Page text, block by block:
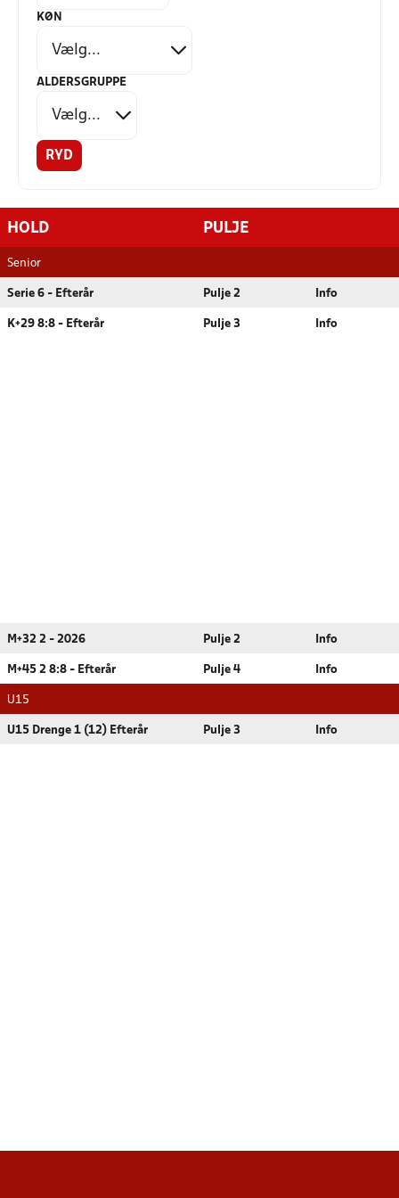
KØN
ALDERSGRUPPE
RYD
HOLD PULJE
Senior
Serie 6 - Efterår Pulje 2 Info
K+29 8:8 - Efterår Pulje 3 Info
M+32 2 - 2026 Pulje 2 Info
M+45 2 8:8 - Efterår Pulje 4 Info
U15
U15 Drenge 1 (12) Efterår Pulje 3 Info